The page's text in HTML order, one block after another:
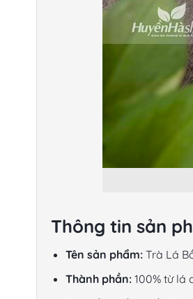
Thông tin sản
Tên sản phẩm: Trà Lá
Thành phần:100% từ lá